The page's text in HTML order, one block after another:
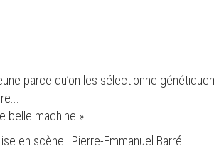
parce qu’on les sélectionne
belle machine »
en scène : Pierre-Emmanuel Barré